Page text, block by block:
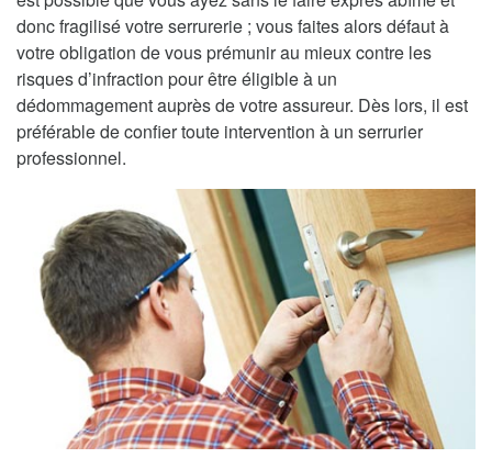
donc fragilisé votre serrurerie ; vous faites alors défaut à
votre obligation de vous prémunir au mieux contre les
risques d’infraction pour être éligible à un
dédommagement auprès de votre assureur. Dès lors, il est
préférable de confier toute intervention à un serrurier
professionnel.